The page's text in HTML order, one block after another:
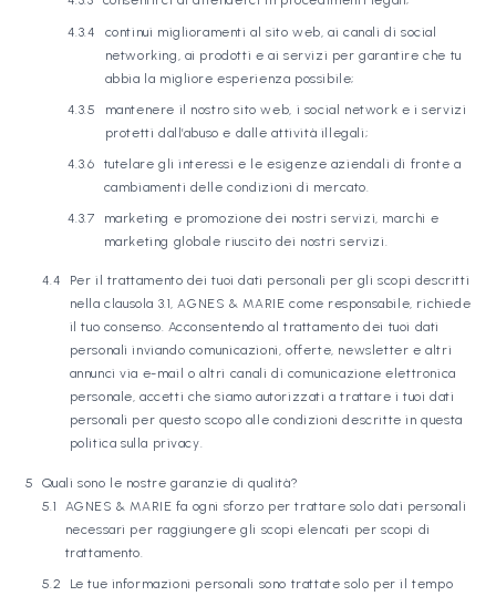
continui miglioramenti al sito web, ai canali di social
networking, ai prodotti e ai servizi per garantire che tu
abbia la migliore esperienza possibile;
mantenere il nostro sito web, i social network e i servizi
protetti dall’abuso e dalle attività illegali;
tutelare gli interessi e le esigenze aziendali di fronte a
cambiamenti delle condizioni di mercato.
marketing e promozione dei nostri servizi, marchi e
marketing globale riuscito dei nostri servizi.
Per il trattamento dei tuoi dati personali per gli scopi descritti
nella clausola 3.1, AGNES & MARIE come responsabile, richiede
il tuo consenso. Acconsentendo al trattamento dei tuoi dati
personali inviando comunicazioni, offerte, newsletter e altri
annunci via e-mail o altri canali di comunicazione elettronica
personale, accetti che siamo autorizzati a trattare i tuoi dati
personali per questo scopo alle condizioni descritte in questa
politica sulla privacy.
Quali sono le nostre garanzie di qualità?
AGNES & MARIE fa ogni sforzo per trattare solo dati personali
necessari per raggiungere gli scopi elencati per scopi di
trattamento.
Le tue informazioni personali sono trattate solo per il tempo